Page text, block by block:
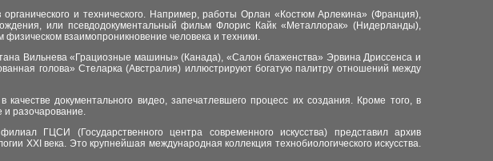
и технического. Например, работы Орлан «Костюм Арлекина» (Франция),
или псевдодокументальный фильм Флорис Кайк «Металлорак» (Нидерланды),
взаимопроникновение человека и техники.
Вильнева «Грациозные машины» (Канада), «Салон блаженства» Эрвина Дриссенса и
голова» Стеларка (Австралия) иллюстрируют богатую палитру отношений между
документального видео, запечатлевшего процесс их создания. Кроме того, в
и разочарование.
ГЦСИ (Государственного центра современного искусства) представил архив
XXI века. Это крупнейшая международная коллекция технобиологического искусства.